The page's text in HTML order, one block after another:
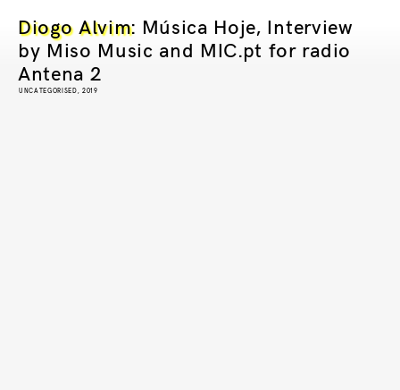
Diogo Alvim: Música Hoje, Interview
by Miso Music and MIC.pt for radio
Antena 2
UNCATEGORISED, 2019